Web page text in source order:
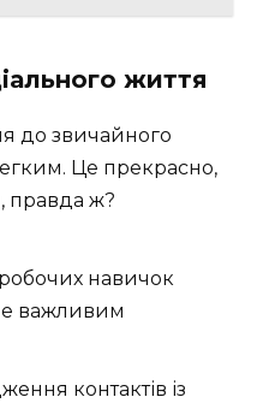
життя
до звичайного
Це прекрасно,
правда ж?
навичок
важливим
контактів із